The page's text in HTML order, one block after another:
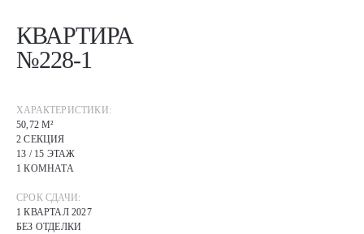
КВАРТИРА
№228-1
ХАРАКТЕРИСТИКИ:
50,72 М²
2 СЕКЦИЯ
13 / 15 ЭТАЖ
1 КОМНАТА
СРОК СДАЧИ:
1 КВАРТАЛ 2027
БЕЗ ОТДЕЛКИ